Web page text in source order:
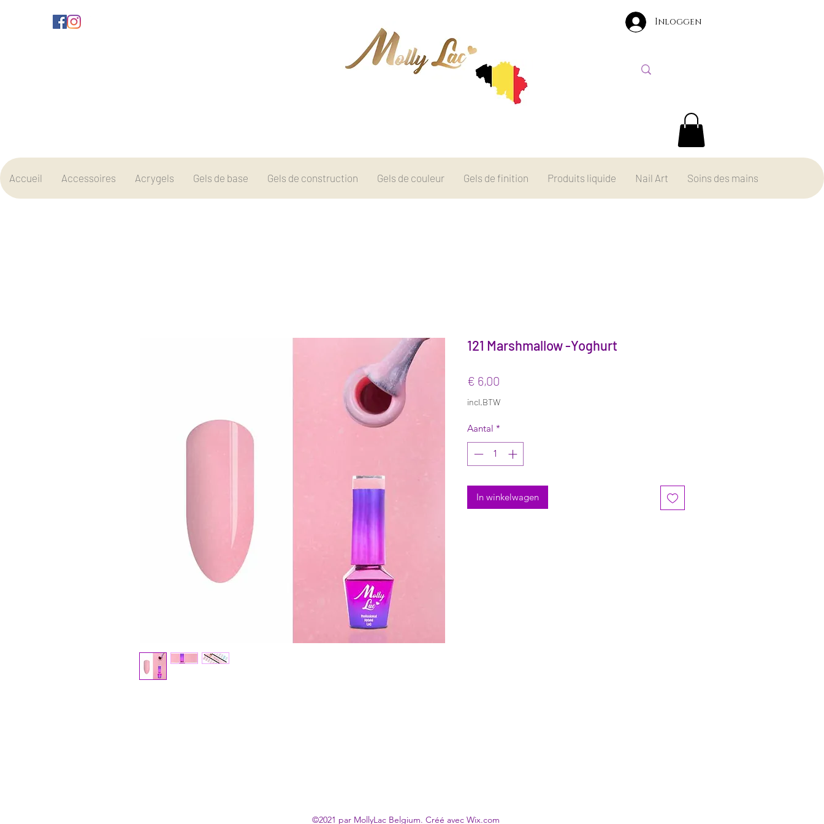
Inloggen
Accueil Accessoires Acrygels Gels de base Gels de construction Gels de couleur Gels de finition Produits liquide Nail Art Soins des mains
121 Marshmallow -Yoghurt
€ 6,00
incl.BTW
Aantal *
In winkelwagen
©2021 par MollyLac Belgium. Créé avec Wix.com